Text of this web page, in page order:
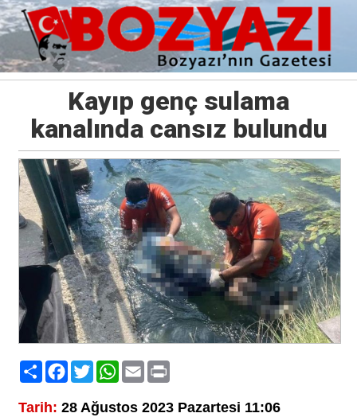
Kayıp genç sulama
kanalında cansız bulundu
PaylaşFacebook
TwitterWhatsApp
EmailPrint
Tarih: 28 Ağustos 2023 Pazartesi 11:06